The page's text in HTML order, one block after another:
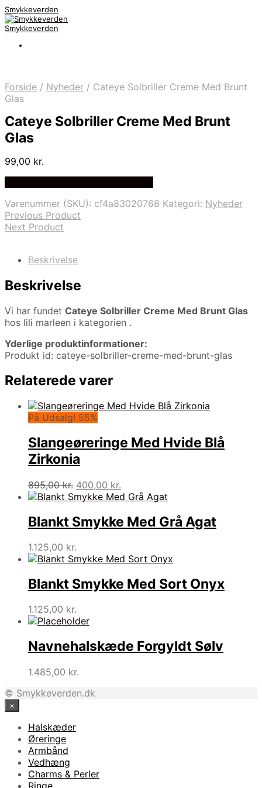
Smykkeverden
Smykkeverden
Forside / Nyheder / Cateye Solbriller Creme Med Brunt
Glas
Cateye Solbriller Creme Med Brunt
Glas
99,00 kr.
Varenummer (SKU): cf4a83020768 Kategori: Nyheder
Previous Product
Next Product
Beskrivelse
Beskrivelse
Vi har fundet Cateye Solbriller Creme Med Brunt Glas
hos lili marleen i kategorien .
Yderlige produktinformationer:
Produkt id: cateye-solbriller-creme-med-brunt-glas
Relaterede varer
På Udsalg! 55%
Slangeøreringe Med Hvide Blå
Zirkonia
895,00kr. Den
oprindelige
var:
895,00 kr..
400,00 kr.
aktuelle
er:
400,00 kr..
Blankt Smykke Med Grå Agat
1.125,00 kr.
Blankt Smykke Med Sort Onyx
1.125,00 kr.
Navnehalskæde Forgyldt Sølv
1.485,00 kr.
© Smykkeverden.dk
×
Halskæder
Øreringe
Armbånd
Vedhæng
Charms & Perler
Ringe